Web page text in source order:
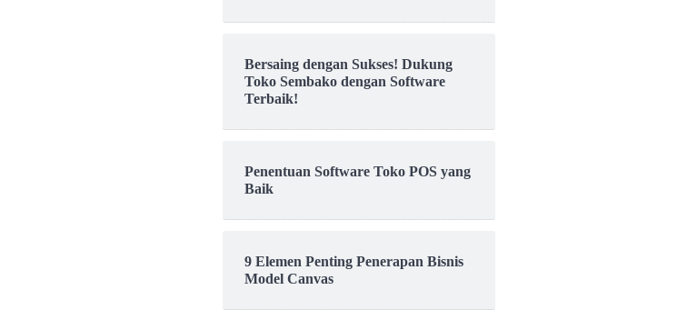
Bersaing dengan Sukses! Dukung
Toko Sembako dengan Software
Terbaik!
Penentuan Software Toko POS yang
Baik
9 Elemen Penting Penerapan Bisnis
Model Canvas